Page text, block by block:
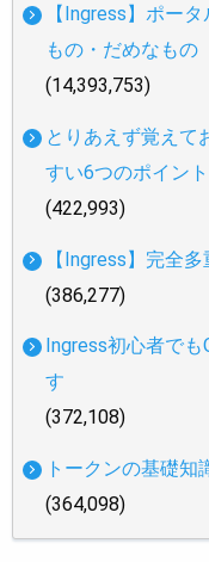
【Ingress】ポー
もの・だめなもの
(14,393,753)
とりあえず覚えて
すい6つのポイント
(422,993)
【Ingress】完全
(386,277)
Ingress初心者で
す
(372,108)
トークンの基礎知
(364,098)